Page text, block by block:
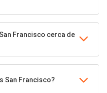
Francisco cerca de
San Francisco?